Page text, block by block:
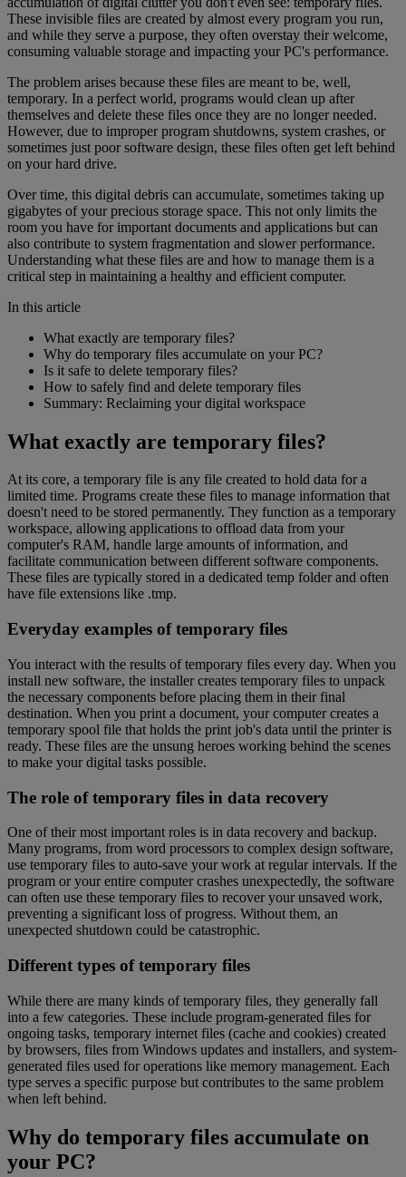
These invisible files are created by almost every program you run,
and while they serve a purpose, they often overstay their welcome,
consuming valuable storage and impacting your PC's performance.
The problem arises because these files are meant to be, well,
temporary. In a perfect world, programs would clean up after
themselves and delete these files once they are no longer needed.
However, due to improper program shutdowns, system crashes, or
sometimes just poor software design, these files often get left behind
on your hard drive.
Over time, this digital debris can accumulate, sometimes taking up
gigabytes of your precious storage space. This not only limits the
room you have for important documents and applications but can
also contribute to system fragmentation and slower performance.
Understanding what these files are and how to manage them is a
critical step in maintaining a healthy and efficient computer.
In this article
What exactly are temporary files?
Why do temporary files accumulate on your PC?
Is it safe to delete temporary files?
How to safely find and delete temporary files
Summary: Reclaiming your digital workspace
What exactly are temporary files?
At its core, a temporary file is any file created to hold data for a
limited time. Programs create these files to manage information that
doesn't need to be stored permanently. They function as a temporary
workspace, allowing applications to offload data from your
computer's RAM, handle large amounts of information, and
facilitate communication between different software components.
These files are typically stored in a dedicated temp folder and often
have file extensions like .tmp.
Everyday examples of temporary files
You interact with the results of temporary files every day. When you
install new software, the installer creates temporary files to unpack
the necessary components before placing them in their final
destination. When you print a document, your computer creates a
temporary spool file that holds the print job's data until the printer is
ready. These files are the unsung heroes working behind the scenes
to make your digital tasks possible.
The role of temporary files in data recovery
One of their most important roles is in data recovery and backup.
Many programs, from word processors to complex design software,
use temporary files to auto-save your work at regular intervals. If the
program or your entire computer crashes unexpectedly, the software
can often use these temporary files to recover your unsaved work,
preventing a significant loss of progress. Without them, an
unexpected shutdown could be catastrophic.
Different types of temporary files
While there are many kinds of temporary files, they generally fall
into a few categories. These include program-generated files for
ongoing tasks, temporary internet files (cache and cookies) created
by browsers, files from Windows updates and installers, and system-
generated files used for operations like memory management. Each
type serves a specific purpose but contributes to the same problem
when left behind.
Why do temporary files accumulate on
your PC?